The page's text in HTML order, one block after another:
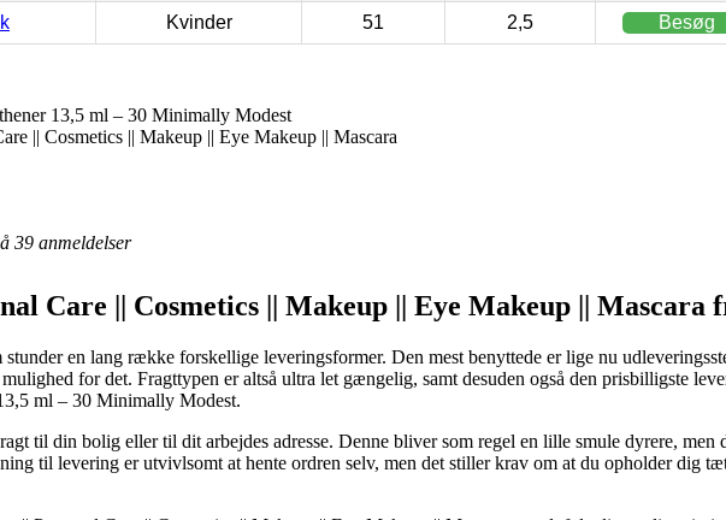
Kvinder 51 2,5 Besøg
13,5 ml – 30 Minimally Modest
|| Cosmetics || Makeup || Eye Makeup || Mascara
39 anmeldelser
Care || Cosmetics || Makeup || Eye Makeup || Mascara
en lang række forskellige leveringsformer. Den mest benyttede er lige nu
for det. Fragttypen er altså ultra let gængelig, samt desuden også den prisbilligste
ml – 30 Minimally Modest.
til din bolig eller til dit arbejdes adresse. Denne bliver som regel en lille smule dyrere, men
til levering er utvivlsomt at hente ordren selv, men det stiller krav om at du opholder dig